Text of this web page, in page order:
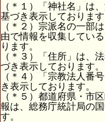
（＊１）「神社名」は
基づき表示しております
（＊２）宗派名の一部
由で情報を収集してい
ります。
（＊３）「住所」は、
づき表示しております。
（＊４）「宗教法人番
き表示しております。
（＊５）都道府県・市
報は、総務庁統計局の
す。